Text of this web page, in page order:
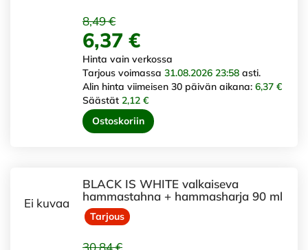
8,49 €
6,37 €
Hinta vain verkossa
Tarjous voimassa 31.08.2026 23:58 asti.
Alin hinta viimeisen 30 päivän aikana: 6,37 €
Säästät 2,12 €
Ostoskoriin
Ei kuvaa
BLACK IS WHITE valkaiseva
hammastahna + hammasharja 90 ml
Tarjous
30,84 €